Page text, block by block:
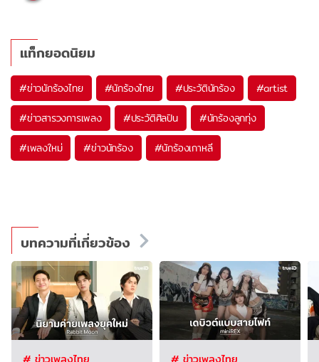
แท็กยอดนิยม
#ข่าวนักร้องไทย #นักร้องไทย #ประวัตินักร้อง #artist
#ข่าวสารวงการเพลง #ประวัติศิลปิน #นักร้องลูกทุ่ง
#เพลงใหม่ #ข่าวนักร้อง #นักร้องเกาหลี
บทความที่เกี่ยวข้อง